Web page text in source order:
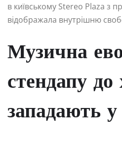
в київському Stereo Plaza з
відображала внутрішню
Музична
стендапу до
западають у